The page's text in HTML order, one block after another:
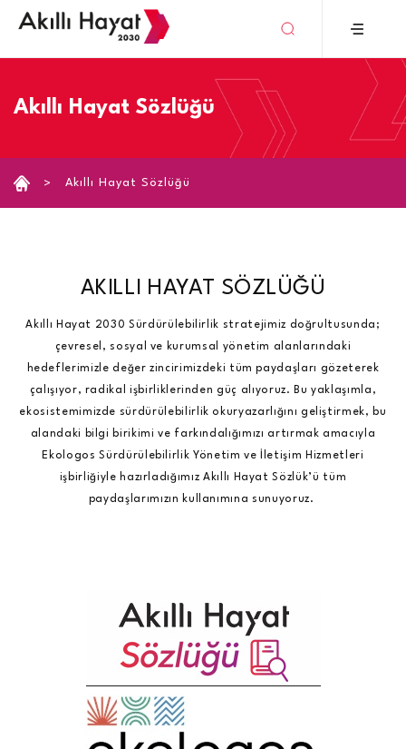
Akıllı Hayat Sözlüğü
Akıllı Hayat Sözlüğü
AKILLI HAYAT SÖZLÜĞÜ
Akıllı Hayat 2030 Sürdürülebilirlik stratejimiz doğrultusunda;
çevresel, sosyal ve kurumsal yönetim alanlarındaki
hedeflerimizle değer zincirimizdeki tüm paydaşları gözeterek
çalışıyor, radikal işbirliklerinden güç alıyoruz. Bu yaklaşımla,
ekosistemimizde sürdürülebilirlik okuryazarlığını geliştirmek, bu
alandaki bilgi birikimi ve farkındalığımızı artırmak amacıyla
Ekologos Sürdürülebilirlik Yönetim ve İletişim Hizmetleri
işbirliğiyle hazırladığımız Akıllı Hayat Sözlük’ü tüm
paydaşlarımızın kullanımına sunuyoruz.